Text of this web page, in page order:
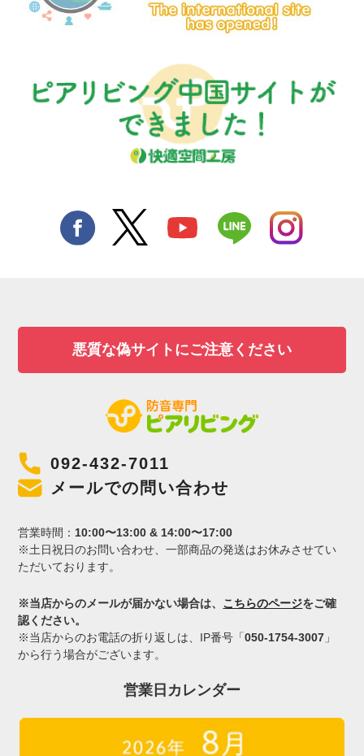
悪質な偽サイトにご注意ください
092-432-7011
メールでの問い合わせ
営業時間：10:00〜13:00 & 14:00〜17:00
※土日祝日のお問い合わせ、一部商品の発送はお休みさせてい
ただいております。
※当店からのメールが届かない場合は、 こちらのページをご確
認ください。
※当店からのお電話の折り返しは、IP番号「050-1754-3007 」
から行う場合がございます。
営業日カレンダー